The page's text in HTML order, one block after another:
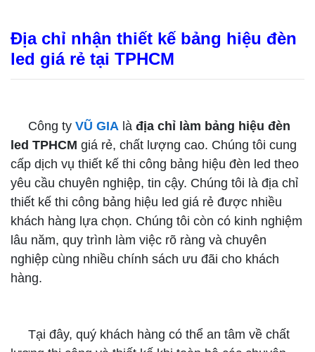
Địa chỉ nhận thiết kế bảng hiệu đèn
led giá rẻ tại TPHCM
Công ty VŨ GIA là địa chỉ làm bảng hiệu đèn
led TPHCM giá rẻ, chất lượng cao. Chúng tôi cung
cấp dịch vụ thiết kế thi công bảng hiệu đèn led theo
yêu cầu chuyên nghiệp, tin cậy. Chúng tôi là địa chỉ
thiết kế thi công bảng hiệu led giá rẻ được nhiều
khách hàng lựa chọn. Chúng tôi còn có kinh nghiệm
lâu năm, quy trình làm việc rõ ràng và chuyên
nghiệp cùng nhiều chính sách ưu đãi cho khách
hàng.
Tại đây, quý khách hàng có thể an tâm về chất